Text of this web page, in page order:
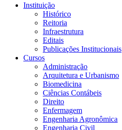
Instituição
Histórico
Reitoria
Infraestrutura
Editais
Publicações Institucionais
Cursos
Administração
Arquitetura e Urbanismo
Biomedicina
Ciências Contábeis
Direito
Enfermagem
Engenharia Agronômica
Engenharia Civil